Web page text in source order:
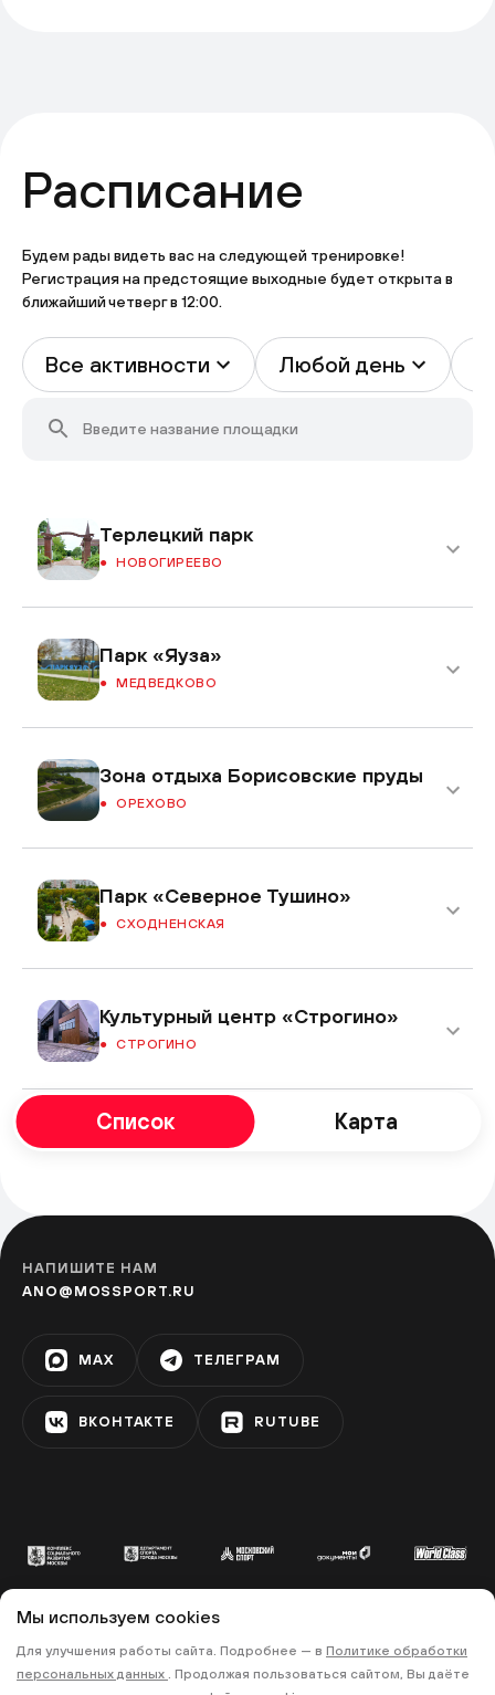
Расписание
Будем рады видеть вас на следующей тренировке!
Регистрация на предстоящие выходные будет открыта в
ближайший четверг в 12:00.
Все активности Любой день
Терлецкий парк
НОВОГИРЕЕВО
Парк «Яуза»
МЕДВЕДКОВО
Зона отдыха Борисовские пруды
ОРЕХОВО
Парк «Северное Тушино»
СХОДНЕНСКАЯ
Культурный центр «Строгино»
СТРОГИНО
Центральный Детский Магазин
Парк «Печатники»
ПЕЧАТНИКИ
Сад «Эрмитаж»
Фестивальная площадка
Список Карта
НАПИШИТЕ НАМ
ANO@MOSSPORT.RU
MAX ТЕЛЕГРАМ
ВКОНТАКТЕ RUTUBE
© 2022 «МОСКОВСКИЙ СПОРТ»
• ПОЛИТИКА КОНФИДЕНЦИАЛЬНОСТИ •
Мы используем cookies
Для улучшения работы сайта. Подробнее — в Политике обработки
персональных данных . Продолжая пользоваться сайтом, Вы даёте